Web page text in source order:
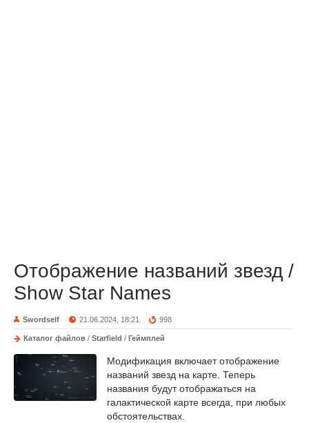
Отображение названий звезд /
Show Star Names
Swordself 21.06.2024, 18:21 998
Каталог файлов / Starfield / Геймплей
Модификация включает отображение
названий звезд на карте. Теперь
названия будут отображаться на
галактической карте всегда, при любых
обстоятельствах.